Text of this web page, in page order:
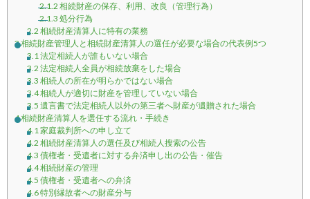
2.1.2 相続財産の保存、利用、改良（管理行為）
2.1.3 処分行為
2.2 相続財産清算人に特有の業務
3相続財産管理人と相続財産清算人の選任が必要な場合の代表例5つ
3.1法定相続人が誰もいない場合
3.2 法定相続人全員が相続放棄をした場合
3.3 相続人の所在が明らかではない場合
3.4相続人が適切に財産を管理していない場合
3.5 遺言書で法定相続人以外の第三者へ財産が遺贈された場合
4相続財産清算人を選任する流れ・手続き
4.1家庭裁判所への申し立て
4.2 相続財産清算人の選任及び相続人搜索の公告
4.3 債権者・受遺者に対する弁済申し出の公告・催告
4.4相続財産の管理
4.5 債権者・受遺者への弁済
4.6特別縁故者への財産分与